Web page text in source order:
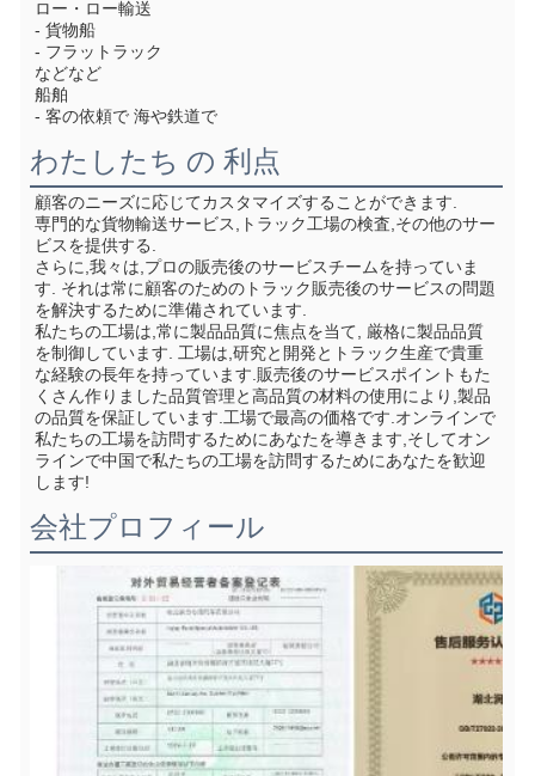
ロー・ロー輸送
- 貨物船
- フラットラック
などなど
船舶
- 客の依頼で 海や鉄道で
わたしたち の 利点
顧客のニーズに応じてカスタマイズすることができます.
専門的な貨物輸送サービス,トラック工場の検査,その他のサー
ビスを提供する.
さらに,我々は,プロの販売後のサービスチームを持っていま
す. それは常に顧客のためのトラック販売後のサービスの問題
を解決するために準備されています.
私たちの工場は,常に製品品質に焦点を当て, 厳格に製品品質
を制御しています. 工場は,研究と開発とトラック生産で貴重
な経験の長年を持っています.販売後のサービスポイントもた
くさん作りました品質管理と高品質の材料の使用により,製品
の品質を保証しています.工場で最高の価格です.オンラインで
私たちの工場を訪問するためにあなたを導きます,そしてオン
ラインで中国で私たちの工場を訪問するためにあなたを歓迎
します!
会社プロフィール